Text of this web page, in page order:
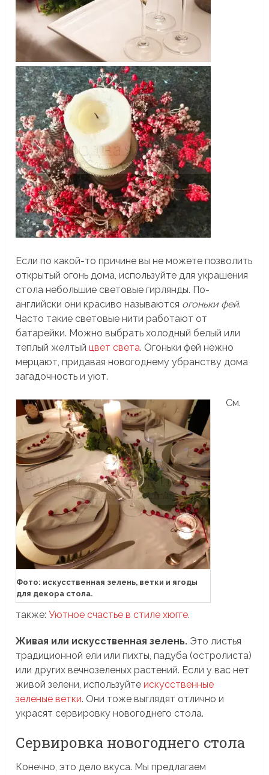
Если по какой-то причине вы не можете позволить
открытый огонь дома, используйте для украшения
стола небольшие световые гирлянды. По-
английски они красиво называются огоньки фей.
Часто такие световые нити работают от
батарейки. Можно выбрать холодный белый или
теплый желтыйцвет света. Огоньки фей нежно
мерцают, придавая новогоднему убранству дома
загадочность и уют.
Фото: искусственная зелень, ветки и ягоды
для декора стола.
См.
также:Уютное счастье в стиле хюгге.
Живая или искусственная зелень. Это листья
традиционной ели или пихты, падуба (остролиста)
или других вечнозеленых растений. Если у вас нет
живой зелени, используйтеискусственные
зеленые ветки. Они тоже выглядят отлично и
украсят сервировку новогоднего стола.
Сервировка новогоднего стола
Конечно, это дело вкуса. Мы предлагаем